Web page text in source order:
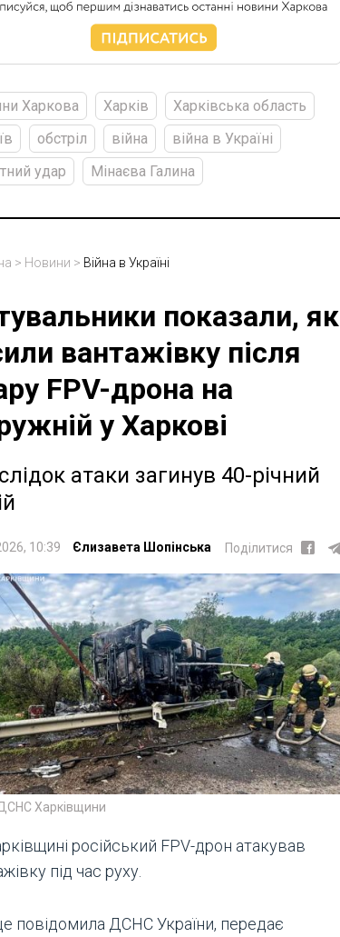
Харкова Харків
Харківська область
обстріл війна
війна в Україні
удар
Мінаєва Галина
> Новини > Війна в Україні
показали, як
вантажівку після
FPV-дрона на
у Харкові
атаки загинув 40-річний
10:39 Єлизавета Шопінська Поділитися
Харківщини
російський FPV-дрон атакував
під час руху.
повідомила ДСНС України, передає